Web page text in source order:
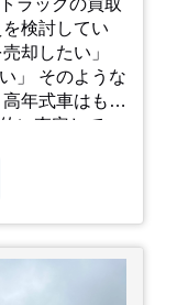
ラックの買取
却したい」
うな
に査定してい
ークを活かし